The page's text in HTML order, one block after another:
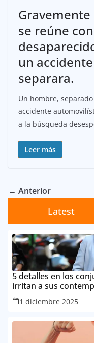
se reúne
un
separara.
Un hombre,
accidente
a la búsqueda
Leer más
← Anterior
Latest
5 detalles en los
irritan a sus
1 diciembre 2025